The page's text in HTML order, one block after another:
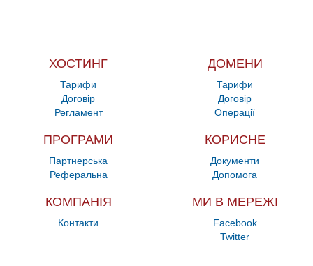
ХОСТИНГ
Тарифи
Договір
Регламент
ДОМЕНИ
Тарифи
Договір
Операції
ПРОГРАМИ
Партнерська
Реферальна
КОРИСНЕ
Документи
Допомога
КОМПАНІЯ
Контакти
МИ В МЕРЕЖІ
Facebook
Twitter